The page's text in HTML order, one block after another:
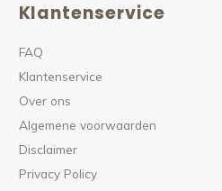
Klantenservice
FAQ
Klantenservice
Over ons
Algemene voorwaarden
Disclaimer
Privacy Policy